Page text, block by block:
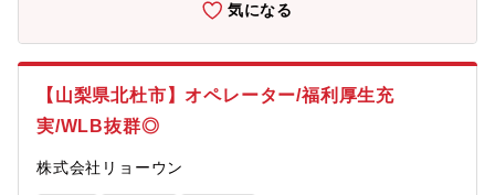
気になる
【山梨県北杜市】オペレーター/福利厚生充
実/WLB抜群◎
株式会社リョーウン